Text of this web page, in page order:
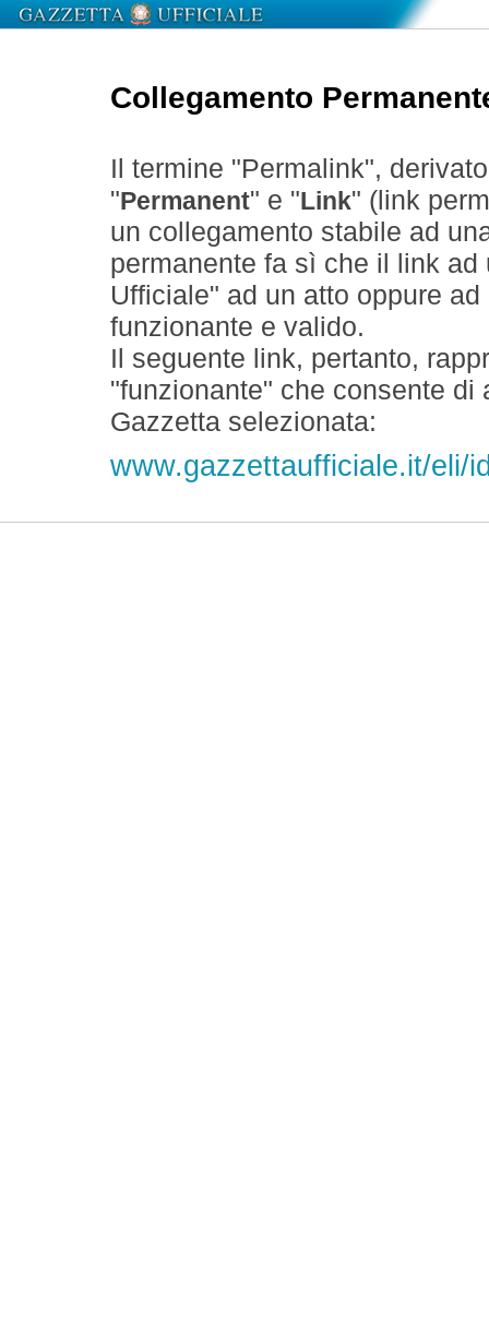
Collegamento
Il termine "Permalink",
" Permanent" e " Link" (link
un collegamento stabile ad
permanente fa sì che il link
Ufficiale" ad un atto oppure
funzionante e valido.
Il seguente link, pertanto,
"funzionante" che consente
Gazzetta selezionata:
www.gazzettaufficiale.it/eli/